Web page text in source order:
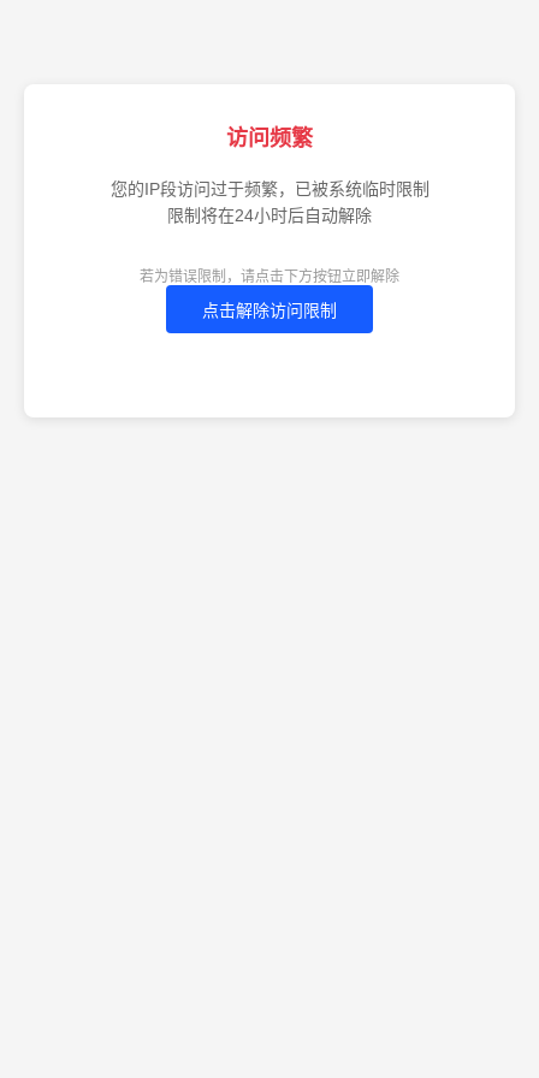
访问频繁
您的IP段访问过于频繁，已被系统临时限制
限制将在24小时后自动解除
若为错误限制，请点击下方按钮立即解除
点击解除访问限制